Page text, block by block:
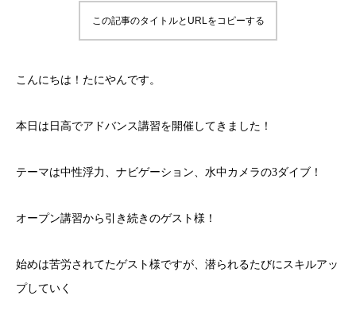
この記事のタイトルとURLをコピーする
こんにちは！たにやんです。
本日は日高でアドバンス講習を開催してきました！
テーマは中性浮力、ナビゲーション、水中カメラの3ダイブ！
オープン講習から引き続きのゲスト様！
始めは苦労されてたゲスト様ですが、潜られるたびにスキルアッ
プしていく